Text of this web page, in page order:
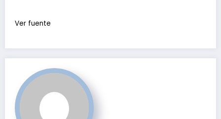
Ver fuente